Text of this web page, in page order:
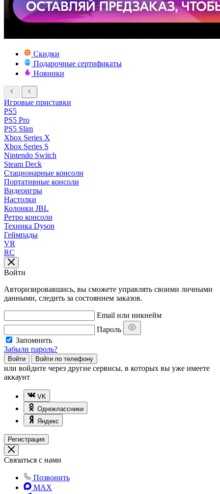
Скидки
Подарочные сертификаты
Новинки
Игровые приставки
PS5
PS5 Pro
PS5 Slim
Xbox Series X
Xbox Series S
Nintendo Switch
Steam Deck
Стационарные консоли
Портативные консоли
Видеоигры
Настолки
Колонки JBL
Ретро консоли
Техника Dyson
Геймпады
VR
RC
Войти
Авторизировавшись, вы сможете управлять своими личными
данными, следить за состоянием заказов.
Email или никнейм
Пароль
Запомнить
Забыли пароль?
Войти Войти по телефону
или войдите через другие сервисы, в которых вы уже имеете
аккаунт
VK
Одноклассники
Яндекс
Регистрация
Связаться с нами
Позвонить
MAX